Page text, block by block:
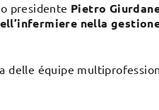
presidente Pietro
nella
delle équipe